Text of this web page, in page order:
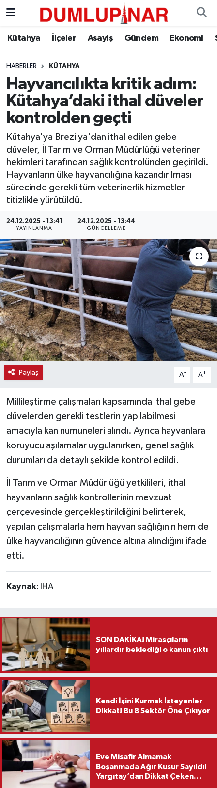
Kütahya İlçeler Asayiş Gündem Ekonomi
HABERLER KÜTAHYA
Hayvancılıkta kritik adım:
Kütahya’daki ithal düveler
kontrolden geçti
Kütahya'ya Brezilya'dan ithal edilen gebe
düveler, İl Tarım ve Orman Müdürlüğü veteriner
hekimleri tarafından sağlık kontrolünden geçirildi.
Hayvanların ülke hayvancılığına kazandırılması
sürecinde gerekli tüm veterinerlik hizmetleri
titizlikle yürütüldü.
24.12.2025 - 13:41
YAYINLANMA
24.12.2025 - 13:44
GÜNCELLEME
Paylaş A- A+
Millileştirme çalışmaları kapsamında ithal gebe
düvelerden gerekli testlerin yapılabilmesi
amacıyla kan numuneleri alındı. Ayrıca hayvanlara
koruyucu aşılamalar uygulanırken, genel sağlık
durumları da detaylı şekilde kontrol edildi.
İl Tarım ve Orman Müdürlüğü yetkilileri, ithal
hayvanların sağlık kontrollerinin mevzuat
çerçevesinde gerçekleştirildiğini belirterek,
yapılan çalışmalarla hem hayvan sağlığının hem de
ülke hayvancılığının güvence altına alındığını ifade
etti.
Kaynak: İHA
SON DAKİKA! Mirasçıların
yıllardır beklediği o kanun çıktı
Kendi İşini Kurmak İsteyenler
Dikkat! Bu 8 Sektör Öne Çıkıyor
Eve Misafir Almamak
Boşanmada Ağır Kusur Sayıldı!
Yargıtay’dan Dikkat Çeken
Asayiş
Diğer
Dünya
Eğitim
Ekonomi
Eleman
Emlak
Haber İlanlar
Kültür-Sanat
Magazin
Resmi İlanlar
Sağlık
Siyaset
Spor
Teknoloji
Vasıta
Vefat Haberleri
Yaşam
Kütahya Hava Durumu
Kütahya Trafik Yoğunluk Haritası
Süper Lig Puan Durumu ve Fikstür
Tüm Manşetler
Son Dakika Haberleri
Haber Arşivi